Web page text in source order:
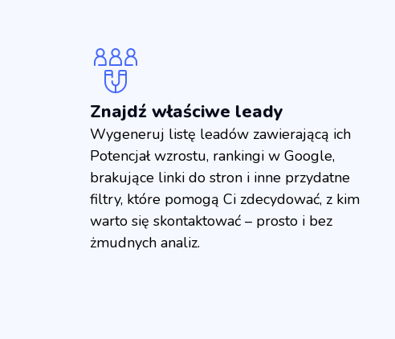
Znajdź właściwe leady
Wygeneruj listę leadów zawierającą ich
Potencjał wzrostu, rankingi w Google,
brakujące linki do stron i inne przydatne
filtry, które pomogą Ci zdecydować, z kim
warto się skontaktować – prosto i bez
żmudnych analiz.